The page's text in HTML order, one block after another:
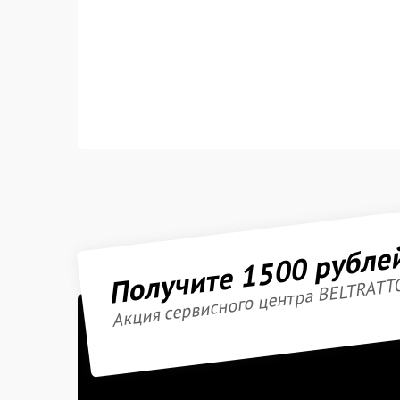
Получите 1500
Акция сервисного центра